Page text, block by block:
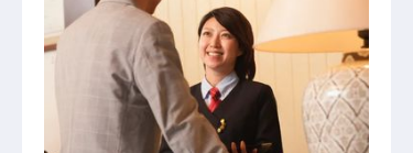
赤沢迎賓館サービススタッフ